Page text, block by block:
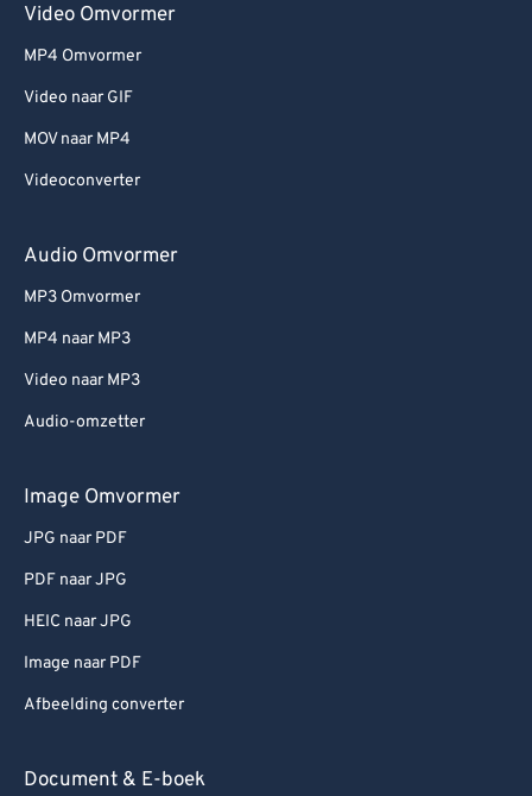
Video Omvormer
MP4 Omvormer
Video naar GIF
MOV naar MP4
Videoconverter
Audio Omvormer
MP3 Omvormer
MP4 naar MP3
Video naar MP3
Audio-omzetter
Image Omvormer
JPG naar PDF
PDF naar JPG
HEIC naar JPG
Image naar PDF
Afbeelding converter
Document & E-boek